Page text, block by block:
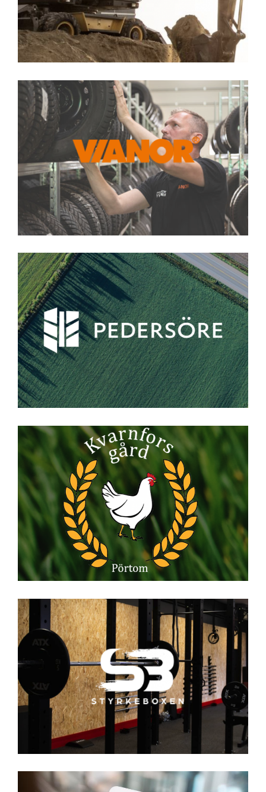
Vianor Åland
Pedersören kunta
Dahlblom - Kvarnfors Gård
Styrkeboxen